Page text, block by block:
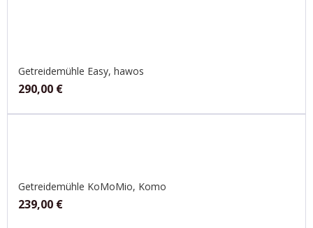
Getreidemühle Easy, hawos
290,00 €
Getreidemühle KoMoMio, Komo
239,00 €